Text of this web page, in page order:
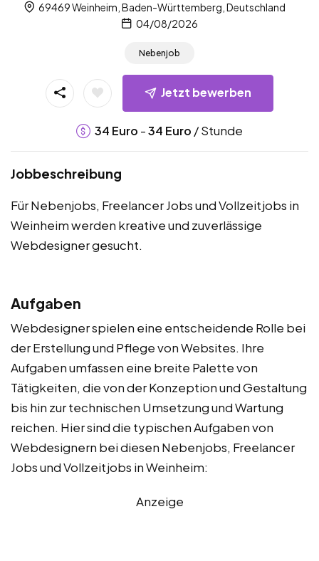
69469 Weinheim, Baden-Württemberg, Deutschland
04/08/2026
Nebenjob
Jetzt bewerben
34 Euro -34 Euro / Stunde
Jobbeschreibung
Für Nebenjobs, Freelancer Jobs und Vollzeitjobs in
Weinheim werden kreative und zuverlässige
Webdesigner gesucht.
Aufgaben
Webdesigner spielen eine entscheidende Rolle bei
der Erstellung und Pflege von Websites. Ihre
Aufgaben umfassen eine breite Palette von
Tätigkeiten, die von der Konzeption und Gestaltung
bis hin zur technischen Umsetzung und Wartung
reichen. Hier sind die typischen Aufgaben von
Webdesignern bei diesen Nebenjobs, Freelancer
Jobs und Vollzeitjobs in Weinheim:
Anzeige